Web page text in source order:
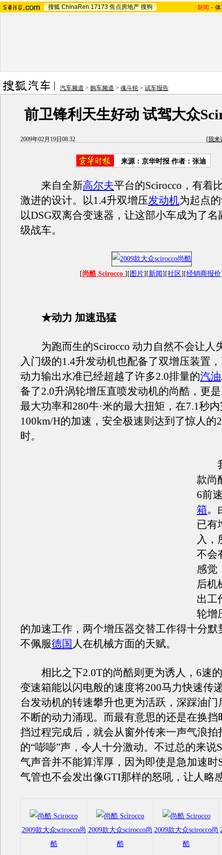
搜狐 ChinaRen 17173 焦点房地产 搜狗 新闻 -
汽车频道 > 购车频道 > 魂斗轮 > 试车报告
前卫锋利天生好动 试驾大众
2009年02月19日08:32 [我来
来源：京华时报 作者：张迪
来自全新高尔夫平台的Scirocco，有着
激进的设计。以1.4升双增压发动机为起点
以DSG双离合变速器，让这部小车成为了
级战车。
[尚酷 Scirocco ][ 图片][新闻][社区][经销商报价
★动力 加速迅猛
为跑而生的Scirocco 动力自然不会让人
入门级的1.4升发动机也配备了双增压装置
动力输出水准已经超越了许多2.0排量的汽油
备了2.0升涡轮增压直喷发动机的尚酷，更
最大功率和280牛·米的最大扭矩，在7.1秒
100km/H的加速，安全极速则达到了惊人的
时。
我
款尚
6前
箱。
已有
入，
不会
感觉
后机
出工
轮增
的加速工作，两个增压器交替工作得十分默
不佩服德国 人在机械方面的天赋。
相比之下2.0T的尚酷则更为诱人，6速的
变速箱能以闪电般的速度将200马力快速传
台发动机的转速攀升也更为活跃，深踩油门
不断的动力涌现。而最有意思的还是在换挡
挡过程完成后，就会从窗外传来一声气浪拍
的“嘭嘭”声，令人十分激动。不过总的来说
气声音并不能算浑厚，因为即使是急加速时
气管也不会发出像GTI那样的怒吼，让人略
2009款大众scirocco尚
酷
2009款大众scirocco尚
酷
2009款大众scirocco尚
酷